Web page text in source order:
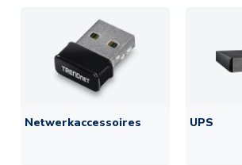
Netwerkaccessoires UPS